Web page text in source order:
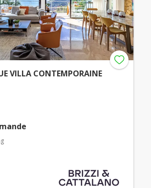
VILLA CONTEMPORAINE